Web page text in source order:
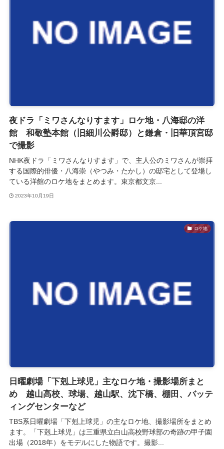
夜ドラ「ミワさんなりすます」ロケ地・八海邸の洋
館 和敬塾本館（旧細川公爵邸）と鎌倉・旧華頂宮邸
で撮影
NHK夜ドラ「ミワさんなりすます」で、主人公のミワさんが崇拝
する国際的俳優・八海崇（やつみ・たかし）の邸宅として登場し
ている洋館のロケ地をまとめます。東京都文京...
2023年10月19日
ロケ地
日曜劇場「下剋上球児」主なロケ地・撮影場所まと
め 越山高校、球場、越山駅、沈下橋、棚田、バッテ
ィングセンターなど
TBS系日曜劇場「下剋上球児」の主なロケ地、撮影場所をまとめ
ます。「下剋上球児」は三重県立白山高校野球部の奇跡の甲子園
出場（2018年）をモデルにした物語です。撮影...